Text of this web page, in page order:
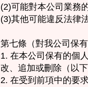
(2)可能對本公司業務
(3)其他可能違反法律
第七條（對我公司保
1. 在本公司保有的個
改、追加或刪除（以下
2. 在受到前項中的要